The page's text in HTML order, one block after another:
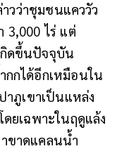
าวว่าชุมชนแคววัว
3,000 ไร่ แต่
ดขึ้นปัจจุบัน
กกได้อีกเหมือนใน
ภูเขาเป็นแหล่ง
ยเฉพาะในฤดูแล้ง
ขาดแคลนน้ำ